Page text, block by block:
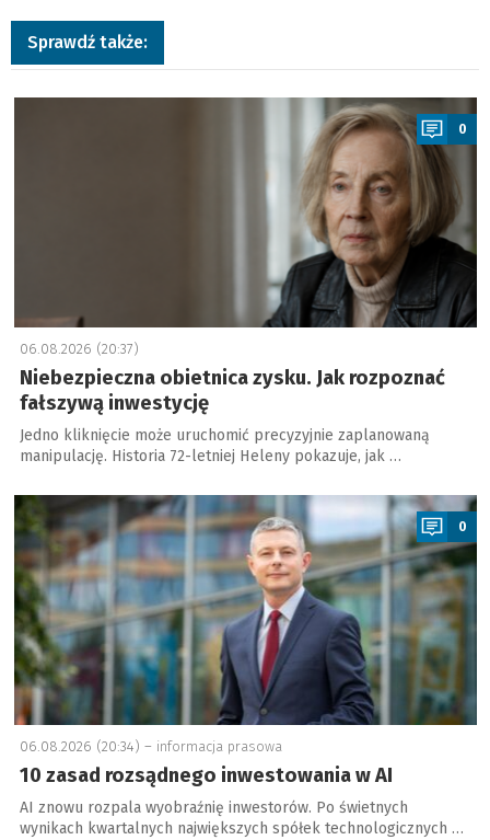
Sprawdź także:
a
0
06.08.2026 (20:37)
Niebezpieczna obietnica zysku. Jak rozpoznać
fałszywą inwestycję
Jedno kliknięcie może uruchomić precyzyjnie zaplanowaną
manipulację. Historia 72-letniej Heleny pokazuje, jak …
a
0
06.08.2026 (20:34) – informacja prasowa
10 zasad rozsądnego inwestowania w AI
AI znowu rozpala wyobraźnię inwestorów. Po świetnych
wynikach kwartalnych największych spółek technologicznych …